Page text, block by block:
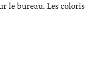
le bureau. Les coloris